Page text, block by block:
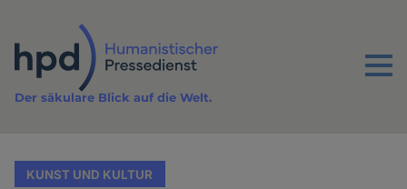
Inhalt
Menu
Der säkulare Blick auf die Welt.
KUNST UND KULTUR